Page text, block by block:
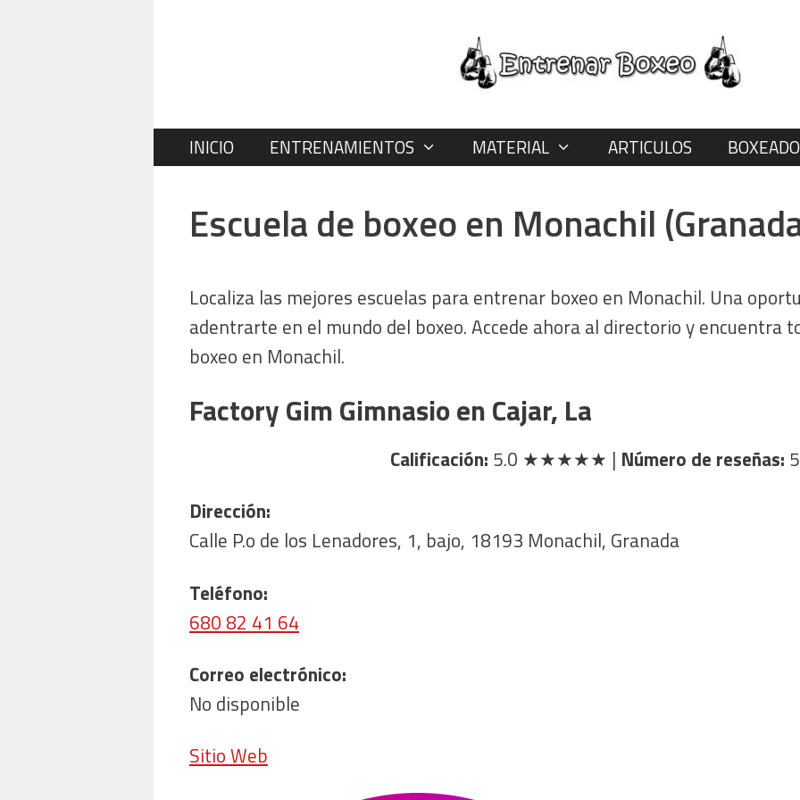
INICIO ENTRENAMIENTOS MATERIAL ARTICULOS
Escuela de boxeo en Monachil
Localiza las mejores escuelas para entrenar boxeo en Monachil. Una
adentrarte en el mundo del boxeo. Accede ahora al directorio y encuentra
boxeo en Monachil.
Factory Gim Gimnasio en Cajar, La
Calificación: 5.0 ★★★★★ | Número de reseñas:
Dirección:
Calle P.o de los Lenadores, 1, bajo, 18193 Monachil, Granada
Teléfono:
680 82 41 64
Correo electrónico:
No disponible
Sitio Web